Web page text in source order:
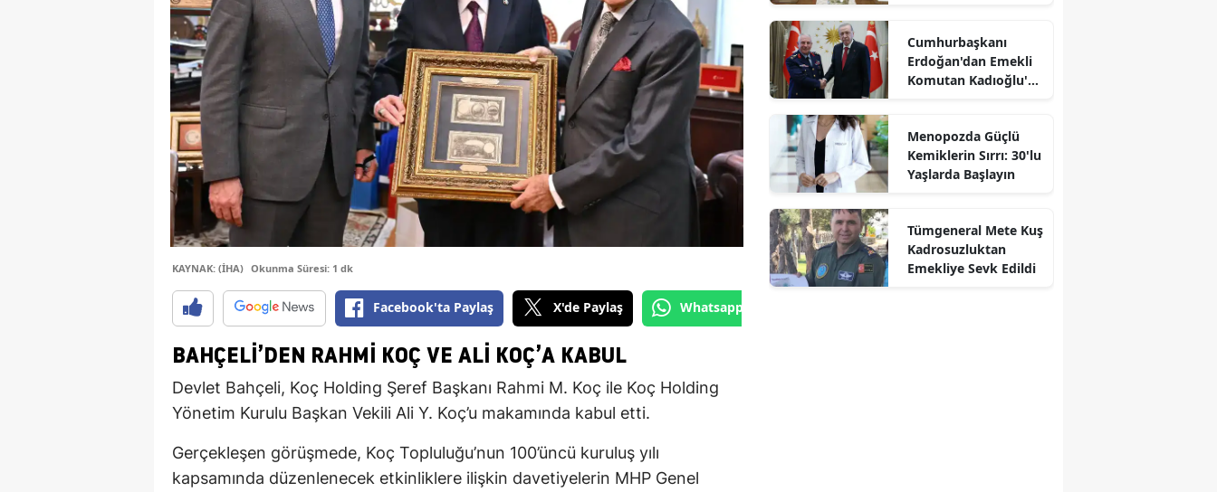
KAYNAK: (İHA) Okunma Süresi: 1 dk
Facebook'ta Paylaş X'de Paylaş Whatsapp'tan Gönder
BAHÇELI’DEN RAHMI KOÇ VE ALI KOÇ’A KABUL
Devlet Bahçeli, Koç Holding Şeref Başkanı Rahmi M. Koç ile Koç Holding
Yönetim Kurulu Başkan Vekili Ali Y. Koç’u makamında kabul etti.
Gerçekleşen görüşmede, Koç Topluluğu’nun 100’üncü kuruluş yılı
kapsamında düzenlenecek etkinliklere ilişkin davetiyelerin MHP Genel
Cumhurbaşkanı
Erdoğan'dan Emekli
Komutan Kadıoğlu'na
Menopozda Güçlü
Kemiklerin Sırrı: 30'lu
Yaşlarda Başlayın
Tümgeneral Mete Kuş
Kadrosuzluktan
Emekliye Sevk Edildi